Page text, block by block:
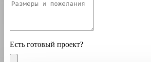
Есть готовый проект?